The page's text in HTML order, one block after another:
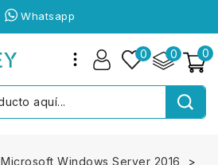
Whatsapp
0
0
0
Microsoft Windows Server 2016